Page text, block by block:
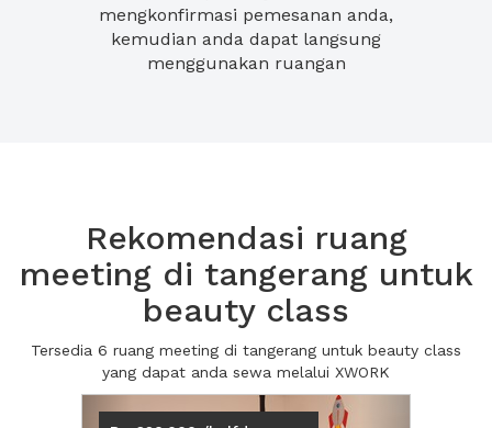
mengkonfirmasi pemesanan anda,
kemudian anda dapat langsung
menggunakan ruangan
Rekomendasi ruang
meeting di tangerang untuk
beauty class
Tersedia 6 ruang meeting di tangerang untuk beauty class
yang dapat anda sewa melalui XWORK
Previous